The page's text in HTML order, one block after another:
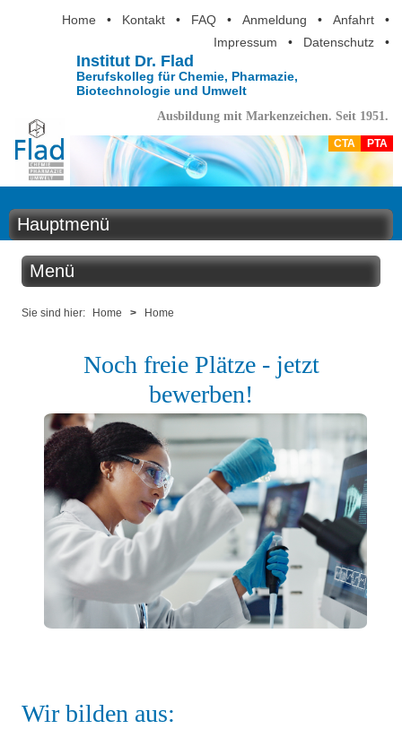
Home • Kontakt • FAQ • Anmeldung • Anfahrt
•
Impressum
• Datenschutz •
Institut Dr. Flad
Berufskolleg für Chemie, Pharmazie,
Biotechnologie und Umwelt
Ausbildung mit Markenzeichen. Seit 1951.
CTA PTA
Hauptmenü
Home
Berufsinformation
Über uns
Besonderheiten
Projekte
Eduthek
Menü
Home
CTA-Ausbildung
CTA mit Schwerpunkt Biotechnologie
CTA mit Schwerpunkt Umwelt
Angebote für Lehrer*innen
Angebote für Schüler*innen
Gästebuch
Startseiten-Archiv
Sie sind hier: Home > Home
Noch freie Plätze - jetzt
bewerben!
Wir bilden aus: